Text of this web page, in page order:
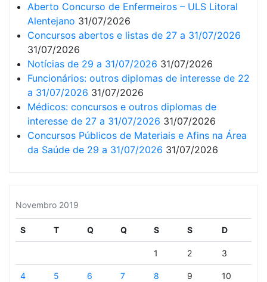
Aberto Concurso de Enfermeiros – ULS Litoral
Alentejano 31/07/2026
Concursos abertos e listas de 27 a 31/07/2026
31/07/2026
Notícias de 29 a 31/07/2026 31/07/2026
Funcionários: outros diplomas de interesse de 22
a 31/07/2026 31/07/2026
Médicos: concursos e outros diplomas de
interesse de 27 a 31/07/2026 31/07/2026
Concursos Públicos de Materiais e Afins na Área
da Saúde de 29 a 31/07/2026 31/07/2026
Novembro 2019
S T Q Q S S D
1 2 3
4 5 6 7 8 9 10